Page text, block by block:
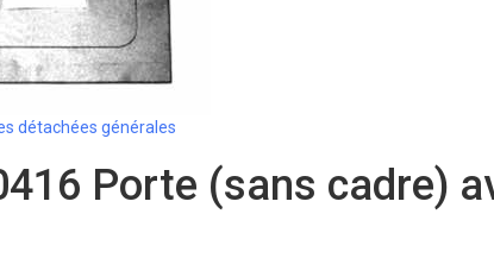
détachées générales
Porte (sans cadre)